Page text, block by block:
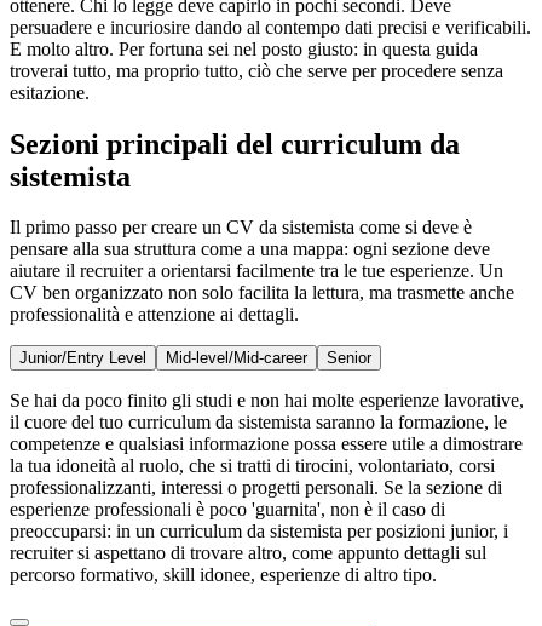
ottenere. Chi lo legge deve capirlo in pochi secondi. Deve
persuadere e incuriosire dando al contempo dati precisi e verificabili.
E molto altro. Per fortuna sei nel posto giusto: in questa guida
troverai tutto, ma proprio tutto, ciò che serve per procedere senza
esitazione.
Sezioni principali del curriculum da
sistemista
Il primo passo per creare un CV da sistemista come si deve è
pensare alla sua struttura come a una mappa: ogni sezione deve
aiutare il recruiter a orientarsi facilmente tra le tue esperienze. Un
CV ben organizzato non solo facilita la lettura, ma trasmette anche
professionalità e attenzione ai dettagli.
Junior/Entry Level Mid-level/Mid-career Senior
Se hai da poco finito gli studi e non hai molte esperienze lavorative,
il cuore del tuo curriculum da sistemista saranno la formazione, le
competenze e qualsiasi informazione possa essere utile a dimostrare
la tua idoneità al ruolo, che si tratti di tirocini, volontariato, corsi
professionalizzanti, interessi o progetti personali. Se la sezione di
esperienze professionali è poco 'guarnita', non è il caso di
preoccuparsi: in un curriculum da sistemista per posizioni junior, i
recruiter si aspettano di trovare altro, come appunto dettagli sul
percorso formativo, skill idonee, esperienze di altro tipo.